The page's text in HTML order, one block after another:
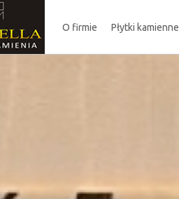
O firmie Płytki kamienne